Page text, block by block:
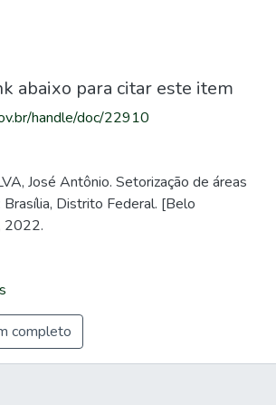
abaixo para citar este item
handle/doc/22910
José Antônio. Setorização de áreas
Distrito Federal. [Belo
2022.
completo